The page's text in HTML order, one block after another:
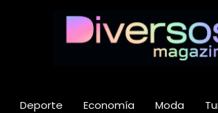
Deporte Economía Moda